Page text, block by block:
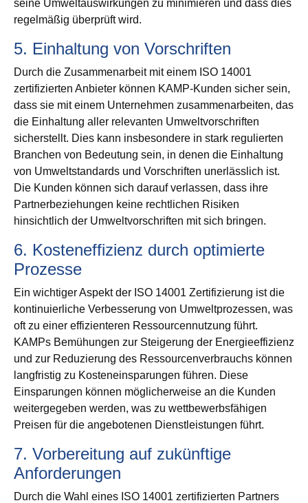
seine Umweltauswirkungen zu minimieren und dass dies
regelmäßig überprüft wird.
5. Einhaltung von Vorschriften
Durch die Zusammenarbeit mit einem ISO 14001
zertifizierten Anbieter können KAMP-Kunden sicher sein,
dass sie mit einem Unternehmen zusammenarbeiten, das
die Einhaltung aller relevanten Umweltvorschriften
sicherstellt. Dies kann insbesondere in stark regulierten
Branchen von Bedeutung sein, in denen die Einhaltung
von Umweltstandards und Vorschriften unerlässlich ist.
Die Kunden können sich darauf verlassen, dass ihre
Partnerbeziehungen keine rechtlichen Risiken
hinsichtlich der Umweltvorschriften mit sich bringen.
6. Kosteneffizienz durch optimierte
Prozesse
Ein wichtiger Aspekt der ISO 14001 Zertifizierung ist die
kontinuierliche Verbesserung von Umweltprozessen, was
oft zu einer effizienteren Ressourcennutzung führt.
KAMPs Bemühungen zur Steigerung der Energieeffizienz
und zur Reduzierung des Ressourcenverbrauchs können
langfristig zu Kosteneinsparungen führen. Diese
Einsparungen können möglicherweise an die Kunden
weitergegeben werden, was zu wettbewerbsfähigen
Preisen für die angebotenen Dienstleistungen führt.
7. Vorbereitung auf zukünftige
Anforderungen
Durch die Wahl eines ISO 14001 zertifizierten Partners